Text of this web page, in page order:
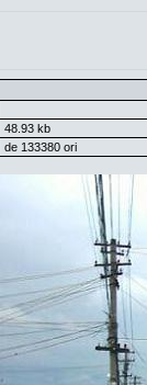
48.93 kb
de 133380 ori